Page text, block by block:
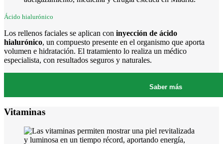
Ácido hialurónico
Los rellenos faciales se aplican con inyección de ácido
hialurónico, un compuesto presente en el organismo que aporta
volumen e hidratación. El tratamiento lo realiza un médico
especialista, con resultados seguros y naturales.
Saber más
Vitaminas